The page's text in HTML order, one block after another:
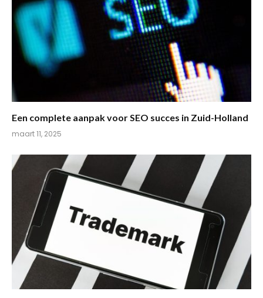
Een complete aanpak voor SEO succes in Zuid-Holland
maart 11, 2025